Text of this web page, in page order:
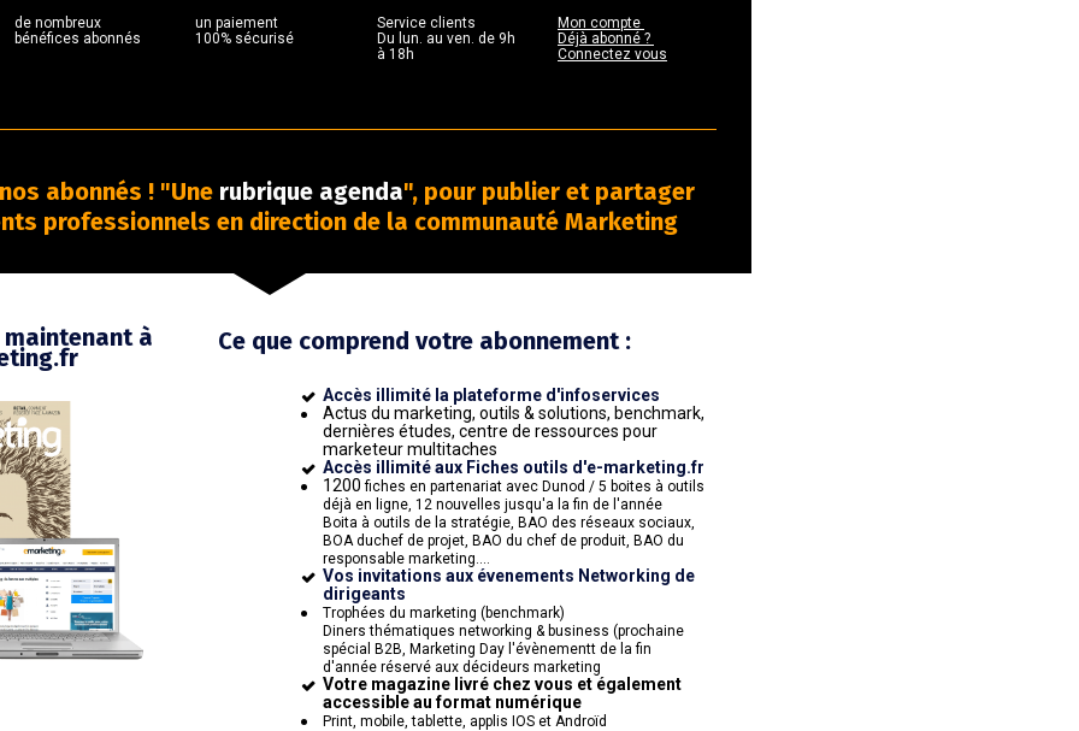
de nombreux
bénéfices abonnés
un paiement
100% sécurisé
Service clients
Du lun. au ven. de 9h
à 18h
Mon compte
Déjà abonné ?
Connectez vous
abonnés ! "Une rubrique agenda", pour publier et partager
professionnels en direction de la communauté Marketing
à Ce que comprend votre abonnement :
Accès illimité la plateforme d'infoservices
Actus du marketing, outils & solutions, benchmark,
dernières études, centre de ressources pour
marketeur multitaches
Accès illimité aux Fiches outils d'e-marketing.fr
1200 fiches en partenariat avec Dunod / 5 boites à outils
déjà en ligne, 12 nouvelles jusqu'a la fin de l'année
Boita à outils de la stratégie, BAO des réseaux sociaux,
BOA duchef de projet, BAO du chef de produit, BAO du
responsable marketing....
Vos invitations aux évenements Networking de
dirigeants
Trophées du marketing (benchmark)
Diners thématiques networking & business (prochaine
spécial B2B, Marketing Day l'évènementt de la fin
d'année réservé aux décideurs marketing
Votre magazine livré chez vous et également
accessible au format numérique
Print, mobile, tablette, applis IOS et Androïd